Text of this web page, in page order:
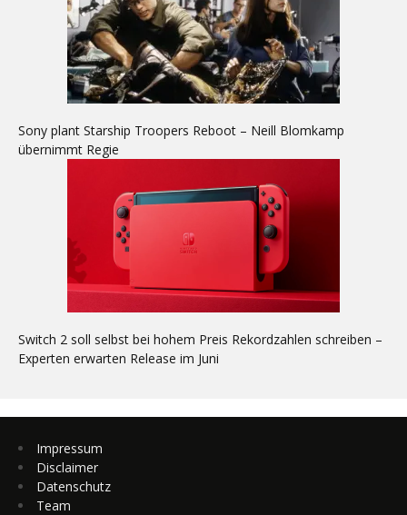
Sony plant Starship Troopers Reboot – Neill Blomkamp
übernimmt Regie
Switch 2 soll selbst bei hohem Preis Rekordzahlen schreiben –
Experten erwarten Release im Juni
Impressum
Disclaimer
Datenschutz
Team